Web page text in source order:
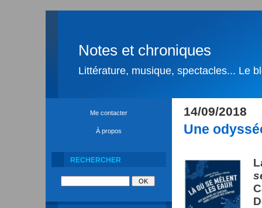
Notes et chroniques
Littérature, musique, spectacles... Le
Me contacter
À propos
RECHERCHER
14/09/2018
Une